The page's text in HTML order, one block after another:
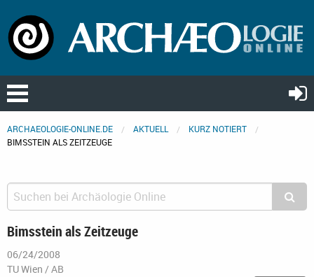
ARCHAEOLOGIE-ONLINE.DE AKTUELL
KURZ NOTIERT
BIMSSTEIN ALS ZEITZEUGE
Bimsstein als Zeitzeuge
06/24/2008
TU Wien / AB